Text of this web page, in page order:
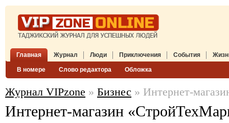
Главная Журнал
В номере Слово редактора Обложка
Люди Приключения События
Журнал VIPzone » Бизнес » Интернет-
Интернет-магазин